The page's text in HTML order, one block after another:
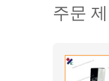
주문